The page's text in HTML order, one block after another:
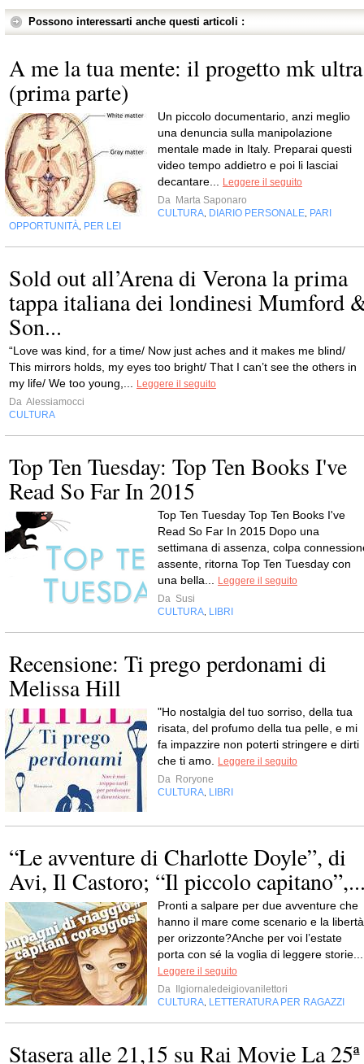
Possono interessarti anche questi articoli :
A me la tua mente: il progetto mk ultra
(prima parte)
Un piccolo documentario, anzi meglio
una denuncia sulla manipolazione
mentale made in Italy. Preparai questi
video tempo addietro e poi li lasciai
decantare...
Leggere il seguito
Da Marta Saponaro
CULTURA DIARIO PERSONALE PARI
OPPORTUNITÀ PER LEI
Sold out all’Arena di Verona la prima
tappa italiana dei londinesi Mumford
Son...
“Love was kind, for a time/ Now just aches and it makes me blind/
This mirrors holds, my eyes too bright/ That I can’t see the others in
my life/ We too young,...
Leggere il seguito
Da Alessiamocci
CULTURA
Top Ten Tuesday: Top Ten Books I've
Read So Far In 2015
Top Ten Tuesday Top Ten Books I've
Read So Far In 2015 Dopo una
settimana di assenza, colpa
assente, ritorna Top Ten Tuesday con
una bella...
Leggere il seguito
Da Susi
CULTURA LIBRI
Recensione: Ti prego perdonami di
Melissa Hill
"Ho nostalgia del tuo sorriso, della tua
risata, del profumo della tua pelle, e mi
fa impazzire non poterti stringere e dirti
che ti amo.
Leggere il seguito
Da Roryone
CULTURA LIBRI
“Le avventure di Charlotte Doyle”, di
Avi, Il Castoro; “Il piccolo
Pronti a salpare per due avventure che
hanno il mare come scenario e la libertà
per orizzonte?Anche per voi l’estate
porta con sé la voglia di leggere storie...
Leggere il seguito
Da
Ilgiornaledeigiovanilettori
CULTURA LETTERATURA PER RAGAZZI
Stasera alle 21,15 su Rai Movie La 25ª